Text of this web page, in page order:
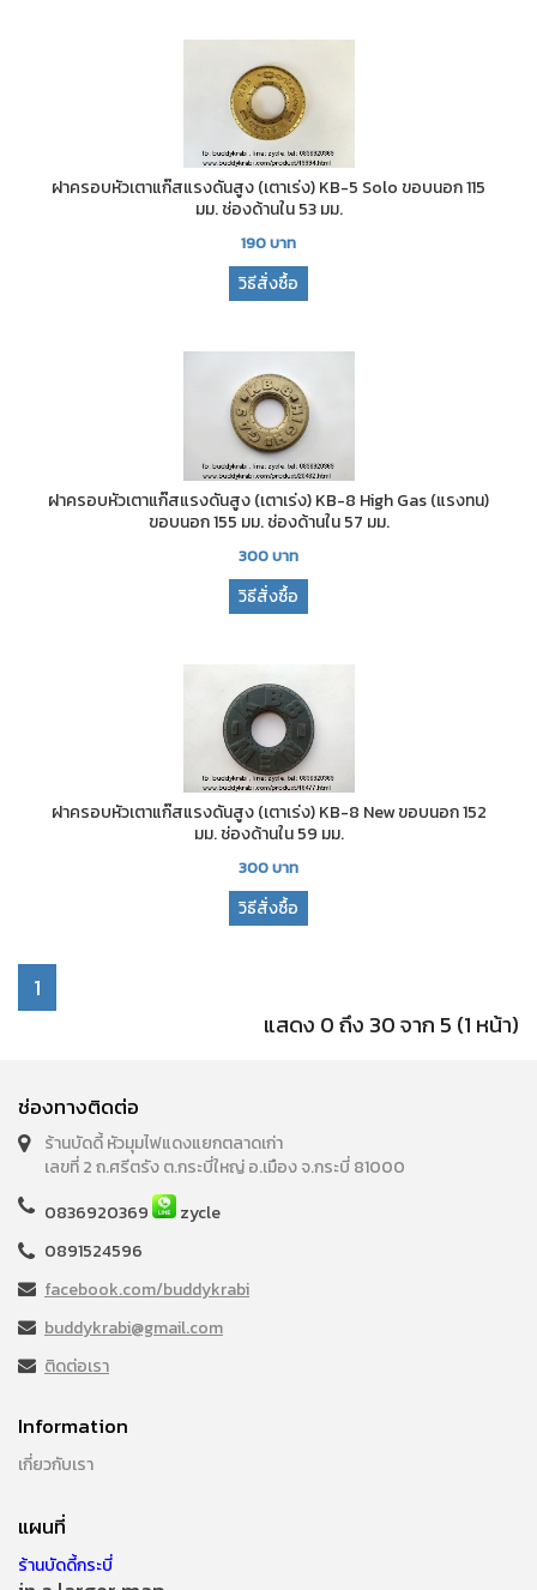
ฝาครอบหัวเตาแก๊สแรงดันสูง (เตาเร่ง) KB-5 Solo ขอบนอก 115
มม. ช่องด้านใน 53 มม.
190บาท
วิธีสั่งซื้อ
ฝาครอบหัวเตาแก๊สแรงดันสูง (เตาเร่ง) KB-8 High Gas (แรงทน)
ขอบนอก 155 มม. ช่องด้านใน 57 มม.
300บาท
วิธีสั่งซื้อ
ฝาครอบหัวเตาแก๊สแรงดันสูง (เตาเร่ง) KB-8 New ขอบนอก 152
มม. ช่องด้านใน 59 มม.
300บาท
วิธีสั่งซื้อ
1
แสดง 0 ถึง 30 จาก 5 (1 หน้า)
ช่องทางติดต่อ
ร้านบัดดี้ หัวมุมไฟแดงแยกตลาดเก่า
เลขที่ 2 ถ.ศรีตรัง ต.กระบี่ใหญ่ อ.เมือง จ.กระบี่ 81000
0836920369
zycle
0891524596
facebook.com/buddykrabi
buddykrabi@gmail.com
ติดต่อเรา
Information
เกี่ยวกับเรา
แผนที่
ร้านบัดดี้กระบี่